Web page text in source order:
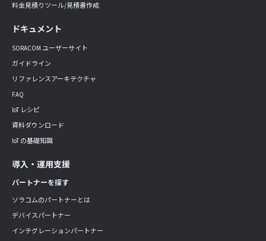
料金見積りツール/見積書作成
ドキュメント
SORACOM ユーザーサイト
ガイドライン
リファレンスアーキテクチャ
FAQ
IoT レシピ
資料ダウンロード
IoT の基礎知識
導入・運用支援
パートナーを探す
ソラコムのパートナーとは
デバイスパートナー
インテグレーションパートナー